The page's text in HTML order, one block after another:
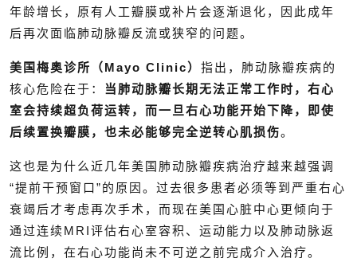
年龄增长，原有人工瓣膜或补片会逐渐退化，因此成年
后再次面临肺动脉瓣反流或狭窄的问题。
美国梅奥诊所（Mayo Clinic） 指出，肺动脉瓣疾病的
核心危险在于：
当肺动脉瓣长期无法正常工作时，右心
室会持续超负荷运转，而一旦右心功能开始下降，即使
后续置换瓣膜，也未必能够完全逆转心肌损伤。
这也是为什么近几年美国肺动脉瓣疾病治疗越来越强调
“提前干预窗口”的原因。过去很多患者必须等到严重右心
衰竭后才考虑再次手术，而现在美国心脏中心更倾向于
通过连续MRI评估右心室容积、运动能力以及肺动脉返
流比例，在右心功能尚未不可逆之前完成介入治疗。